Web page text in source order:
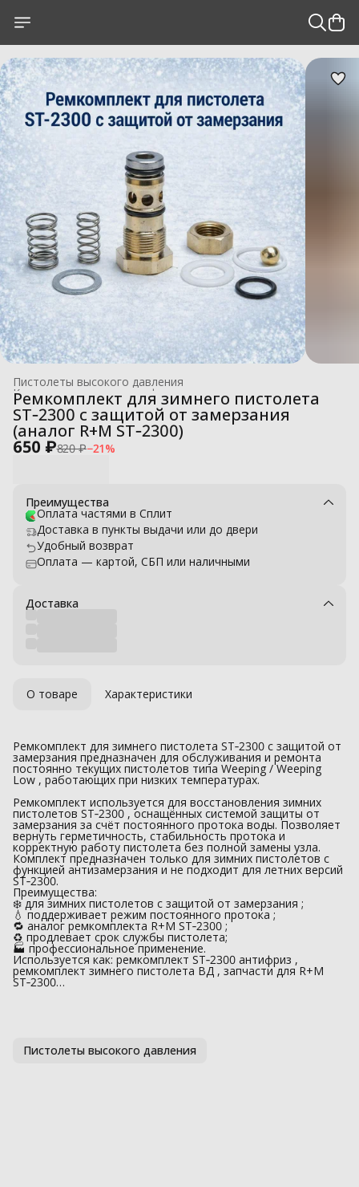
Пистолеты высокого давления
Комплектующие для профессиональных моек высокого
Главная ›
Ремкомплект для зимнего пистолета
ST‑2300 с защитой от замерзания
(аналог R+M ST‑2300)
650 ₽820 ₽−21%
Преимущества
Оплата частями в Сплит
Доставка в пункты выдачи или до двери
Удобный возврат
Оплата — картой, СБП или наличными
Доставка
О товаре Характеристики
Ремкомплект для зимнего пистолета ST‑2300 с защитой от
замерзания предназначен для обслуживания и ремонта
постоянно текущих пистолетов типа Weeping / Weeping
Low , работающих при низких температурах.
Ремкомплект используется для восстановления зимних
пистолетов ST‑2300 , оснащённых системой защиты от
замерзания за счёт постоянного протока воды. Позволяет
вернуть герметичность, стабильность протока и
корректную работу пистолета без полной замены узла.
Комплект предназначен только для зимних пистолетов с
функцией антизамерзания и не подходит для летних версий
ST‑2300.
Преимущества:
❄️ для зимних пистолетов с защитой от замерзания ;
💧 поддерживает режим постоянного протока ;
🔁 аналог ремкомплекта R+M ST‑2300 ;
♻️ продлевает срок службы пистолета;
🏭 профессиональное применение.
Используется как: ремкомплект ST‑2300 антифриз ,
ремкомплект зимнего пистолета ВД , запчасти для R+M
ST‑2300…
Пистолеты высокого давления